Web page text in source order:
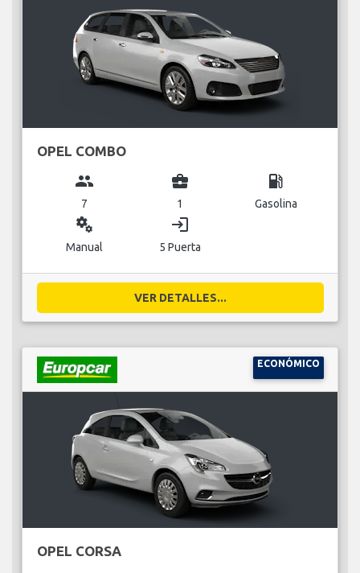
OPEL COMBO
group
7
business_center
1
local_gas_station
Gasolina
miscellaneous_services
Manual
login
5 Puerta
VER DETALLES...
ECONÓMICO
OPEL CORSA